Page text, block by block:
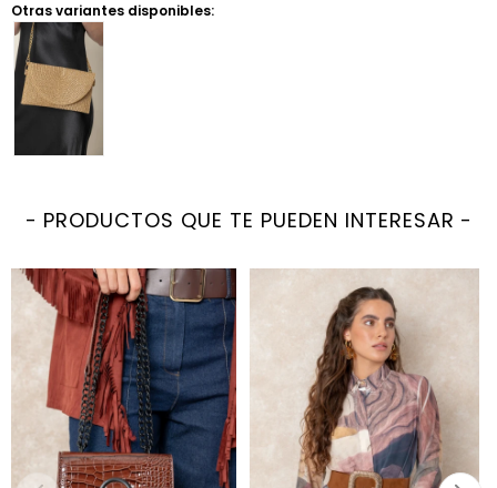
Otras variantes disponibles:
PRODUCTOS QUE TE PUEDEN INTERESAR